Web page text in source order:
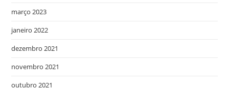
março 2023
janeiro 2022
dezembro 2021
novembro 2021
outubro 2021